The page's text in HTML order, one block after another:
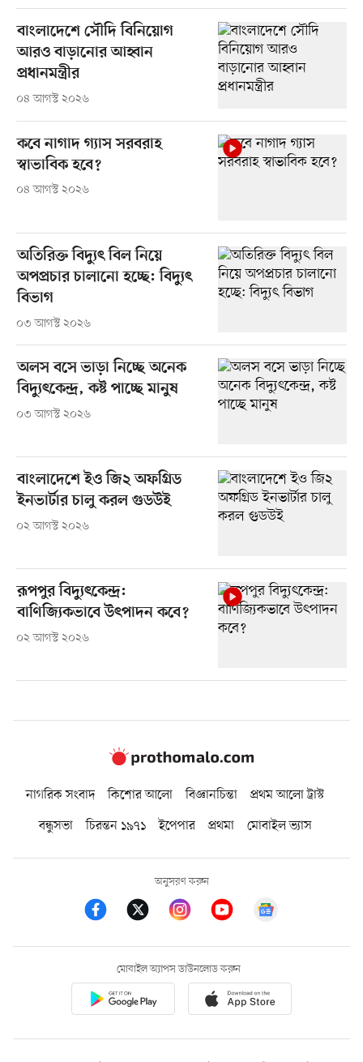
বাংলাদেশে সৌদি বিনিয়োগ
আরও বাড়ানোর আহ্বান
প্রধানমন্ত্রীর
০৪ আগস্ট ২০২৬
কবে নাগাদ গ্যাস সরবরাহ
স্বাভাবিক হবে?
০৪ আগস্ট ২০২৬
অতিরিক্ত বিদ্যুৎ বিল নিয়ে
অপপ্রচার চালানো হচ্ছে: বিদ্যুৎ
বিভাগ
০৩ আগস্ট ২০২৬
অলস বসে ভাড়া নিচ্ছে অনেক
বিদ্যুৎকেন্দ্র, কষ্ট পাচ্ছে মানুষ
০৩ আগস্ট ২০২৬
বাংলাদেশে ইও জি২ অফগ্রিড
ইনভার্টার চালু করল গুডউই
০২ আগস্ট ২০২৬
রূপপুর বিদ্যুৎকেন্দ্র:
বাণিজ্যিকভাবে উৎপাদন কবে?
০২ আগস্ট ২০২৬
নাগরিক সংবাদ কিশোর আলো বিজ্ঞানচিন্তা
প্রথম আলো ট্রাস্ট
বন্ধুসভা
চিরন্তন ১৯৭১ ইপেপার প্রথমা মোবাইল ভ্যাস
অনুসরণ করুন
মোবাইল অ্যাপস ডাউনলোড করুন